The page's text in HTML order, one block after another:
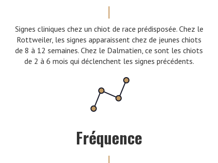
Signes cliniques chez un chiot de race prédisposée. Chez le
Rottweiler, les signes apparaissent chez de jeunes chiots
de 8 à 12 semaines. Chez le Dalmatien, ce sont les chiots
de 2 à 6 mois qui déclenchent les signes précédents.
Fréquence